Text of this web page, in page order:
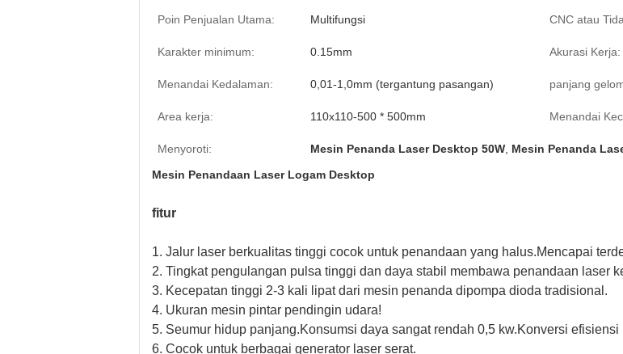
Poin Penjualan Utama: Multifungsi CNC atau
Karakter minimum: 0.15mm Akurasi Kerja:
Menandai Kedalaman: 0,01-1,0mm (tergantung pasangan) panjang
Area kerja: 110x110-500 * 500mm Menandai
Menyoroti: Mesin Penanda Laser Desktop 50W Mesin Penanda
Mesin Penandaan Laser Logam Desktop
fitur
1. Jalur laser berkualitas tinggi cocok untuk penandaan yang halus.Mencapai
2. Tingkat pengulangan pulsa tinggi dan daya stabil membawa penandaan laser
3. Kecepatan tinggi 2-3 kali lipat dari mesin penanda dipompa dioda tradisional.
4. Ukuran mesin pintar pendingin udara!
5. Seumur hidup panjang.Konsumsi daya sangat rendah 0,5 kw.Konversi
6. Cocok untuk berbagai generator laser serat.